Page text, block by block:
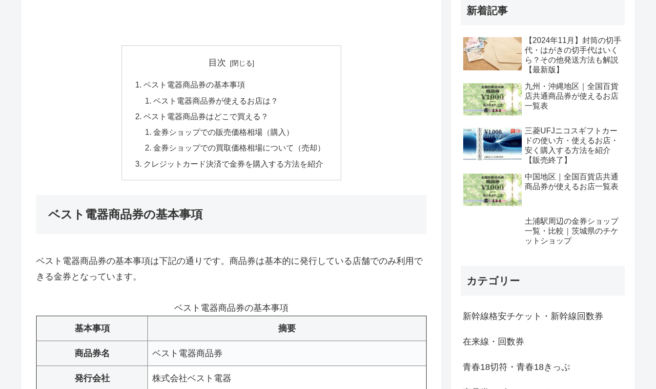
目次
ベスト電器商品券の基本事項
ベスト電器商品券が使えるお店は？
ベスト電器商品券はどこで買える？
金券ショップでの販売価格相場（購入）
金券ショップでの買取価格相場について（売却）
クレジットカード決済で金券を購入する方法を紹介
ベスト電器商品券の基本事項
ベスト電器商品券の基本事項は下記の通りです。商品券は基本的に発行している店舗でのみ利用で
きる金券となっています。
ベスト電器商品券の基本事項
基本事項 摘要
商品券名 ベスト電器商品券
発行会社 株式会社ベスト電器
新着記事
【2024年11月】封筒の切手
代・はがきの切手代はいく
ら？その他発送方法も解説
【最新版】
九州・沖縄地区｜全国百貨
店共通商品券が使えるお店
一覧表
三菱UFJニコスギフトカー
ドの使い方・使えるお店・
安く購入する方法を紹介
【販売終了】
中国地区｜全国百貨店共通
商品券が使えるお店一覧表
土浦駅周辺の金券ショップ
一覧・比較｜茨城県のチケ
ットショップ
カテゴリー
新幹線格安チケット・新幹線回数券
在来線・回数券
青春18切符・青春18きっぷ